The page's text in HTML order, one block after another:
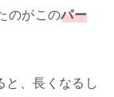
のがこのパー
と、長くなるし